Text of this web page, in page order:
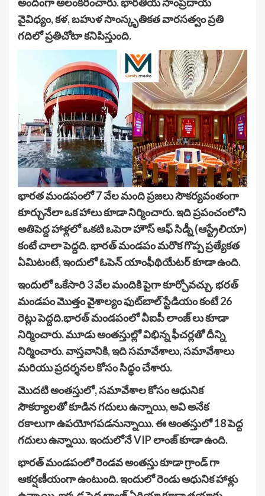
వైవిధ్యం, కళ, బహుళ సాంస్కృతికత వారసత్వం ప్రతి
గదిలో ప్రతిచోటా కనిపిస్తుంది.
భారత మండపంలో 7 వేల మంది ప్రజలు సౌకర్యవంతంగా
కూర్చునేలా ఒక హాలు కూడా నిర్మించారు. ఇది ప్రపంచంలోని
అతిపెద్ద హాళ్లలో ఒకటి ఒపెరా హౌస్ ఆఫ్ సిడ్నీ (ఆస్ట్రేలియా)
కంటే చాలా పెద్దది. భారత్ మండపం మరొక గొప్ప ప్రత్యేకత
ఏమిటంటే, ఇందులో ఓపెన్ యాంఫీథియేటర్ కూడా ఉంది.
ఇందులో ఒకేసారి 3 వేల మందికి పైగా కూర్చోవచ్చు. భరత్
మండపం మొత్తం వైశాల్యం ఫుట్‌బాల్ స్టేడియం కంటే 26
రెట్లు పెద్దది.భారత్ మండపంలో వీఐపీ లాంజ్ లు కూడా
నిర్మించారు. మూడు అంతస్తుల్లో విభిన్న ఫీచర్లతో దీన్ని
నిర్మించారు. వాస్తవానికి, ఇది సమావేశాలు, సమావేశాలు
మరియు ప్రదర్శనల కోసం సిద్ధం చేశారు.
మొదటి అంతస్తులో, సమావేశాల కోసం ఆధునిక
సౌకర్యాలతో కూడిన గదులు ఉన్నాయి, అవి అనేక
రకాలుగా ఉపయోగపడనున్నాయి. ఈ అంతస్తులో 18 పెద్ద
గదులు ఉన్నాయి. ఇందులోనే VIP లాంజ్ కూడా ఉంది.
భారత్ మండపంలో రెండవ అంతస్తు కూడా గ్రాండ్ గా
ఆకర్షణీయంగా ఉంటుంది. ఇందులో రెండు ఆధునిక హాళ్లు